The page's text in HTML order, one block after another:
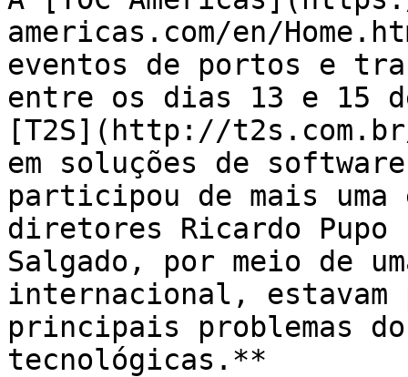
americas.com/en/
eventos de portos e
entre os dias 13 e 15
[T2S](http://
em soluções de
participou de mais uma
diretores Ricardo Pupo
Salgado, por meio de
internacional,
principais problemas
tecnológicas.**